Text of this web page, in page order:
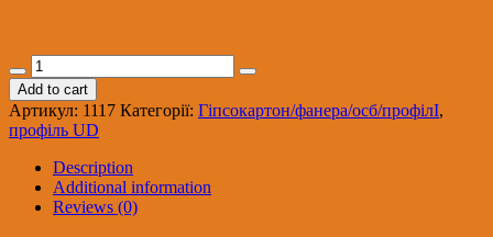
Профіль
UD-
27
ГОСТ(0,55мм),
4м
quantity
Add to cart
Артикул: 1117 Категорії: Гіпсокартон/фанера/осб/профілІ,
профіль UD
Description
Additional information
Reviews (0)